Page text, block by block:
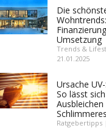
Die
Umsetzung
Trends &
21.01.2025
Ursache
So lässt sich
Ausbleichen
Ratgebertipps